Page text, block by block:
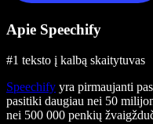
Apie Speechify
#1 teksto į kalbą skaitytuvas
Speechify yra pirmaujanti
pasitiki daugiau nei 50
nei 500 000 penkių